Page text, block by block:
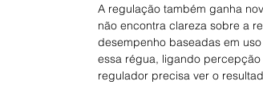
A regulação também ganha
não encontra clareza sobre a
desempenho baseadas em
essa régua, ligando
regulador precisa ver o